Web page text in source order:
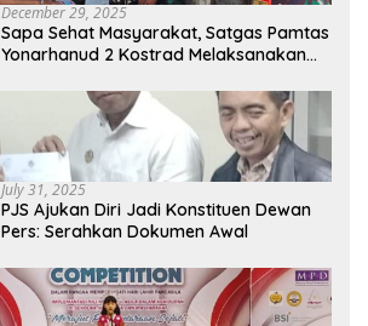
December 29, 2025
Sapa Sehat Masyarakat, Satgas Pamtas
Yonarhanud 2 Kostrad Melaksanakan
July 31, 2025
PJS Ajukan Diri Jadi Konstituen Dewan
Pers: Serahkan Dokumen Awal